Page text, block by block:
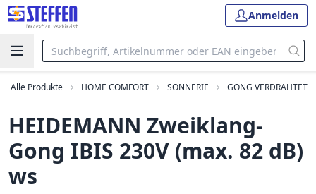
Anmelden
Alle Produkte HOME COMFORT SONNERIE GONG VERDRAHTET
HEIDEMANN Zweiklang-
Gong IBIS 230V (max. 82 dB)
ws